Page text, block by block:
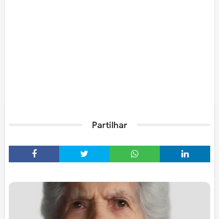
Partilhar